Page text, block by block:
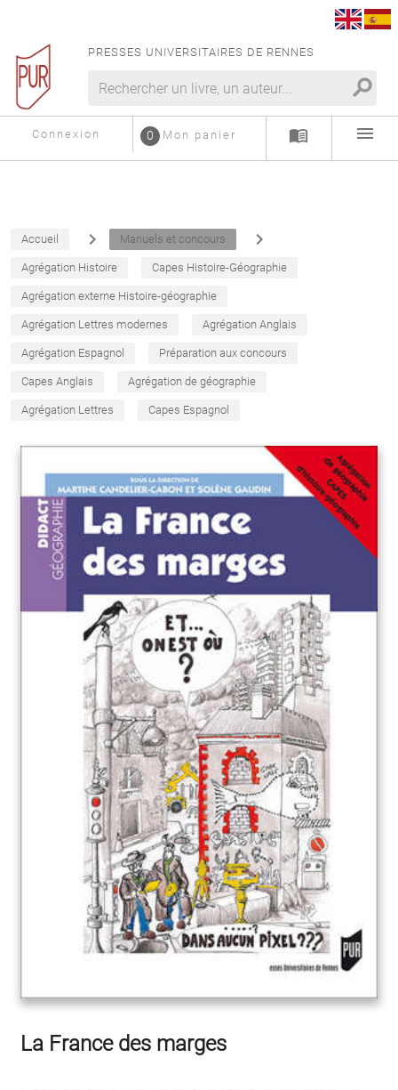
PRESSES UNIVERSITAIRES DE RENNES
search
Connexion Mon panier
0 menu_book menu
Accueil navigate_next Manuels et concours navigate_next
Agrégation Histoire Capes Histoire-Géographie
Agrégation externe Histoire-géographie
Agrégation Lettres modernes Agrégation Anglais
Agrégation Espagnol Préparation aux concours
Capes Anglais Agrégation de géographie
Agrégation Lettres Capes Espagnol
La France des marges